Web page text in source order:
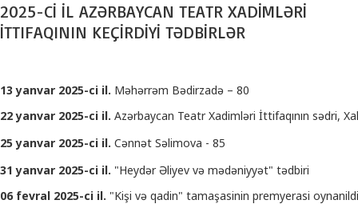
2025-Cİ İL AZƏRBAYCAN TEATR XADİMLƏRİ
İTTIFAQININ KEÇİRDİYİ TƏDBİRLƏR
13 yanvar 2025-ci il. Məhərrəm Bədirzadə – 80
22 yanvar 2025-ci il. Azərbaycan Teatr Xadimləri İttifaqının sədri,
25 yanvar 2025-ci il. Cənnət Səlimova - 85
31 yanvar 2025-ci il. "Heydər Əliyev və mədəniyyət" tədbiri
06 fevral 2025-ci il. "Kişi və qadin" tamaşasinin premyerasi oynanildi